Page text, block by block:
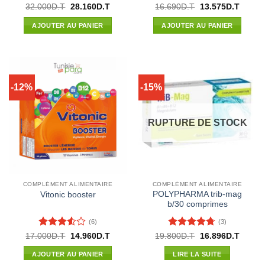
Note5 sur
5
32.000D.T Le
initial
était :
28.160D.TLe
AJOUTER AU PANIER
Note4.33
sur 5
16.690D.T
Le
initial
était :
13.575D.TLe
AJOUTER AU PANIER
-12%
COMPLÉMENT ALIMENTAIRE
Vitonic booster
Note
3.5sur
5
(6)
17.000D.T
Le
initial
14.960D.TLe
AJOUTER AU PANIER
-15%
RUPTURE DE STOCK
COMPLÉMENT ALIMENTAIRE
POLYPHARMA trib-mag
b/30 comprimes
Note4.67
sur 5
(3)
19.800D.T
Le
initial
16.896D.TLe
LIRE LA SUITE